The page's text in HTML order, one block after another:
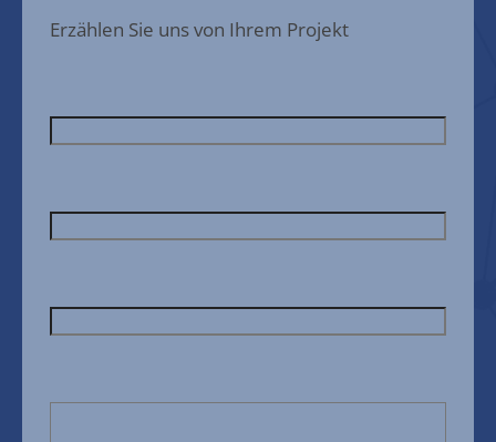
Erzählen Sie uns von Ihrem Projekt